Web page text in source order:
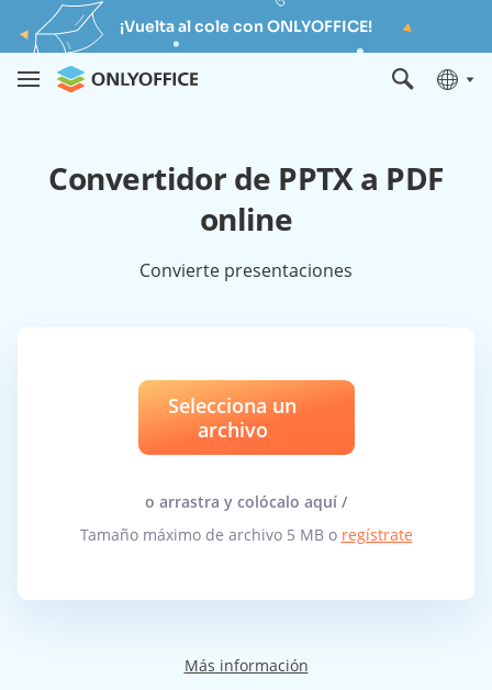
¡Vuelta al cole con ONLYOFFICE!
Convertidor de PPTX a PDF
online
Convierte presentaciones
Selecciona un
archivo
o arrastra y colócalo aquí /
Tamaño máximo de archivo 5 MB o regístrate
Más información